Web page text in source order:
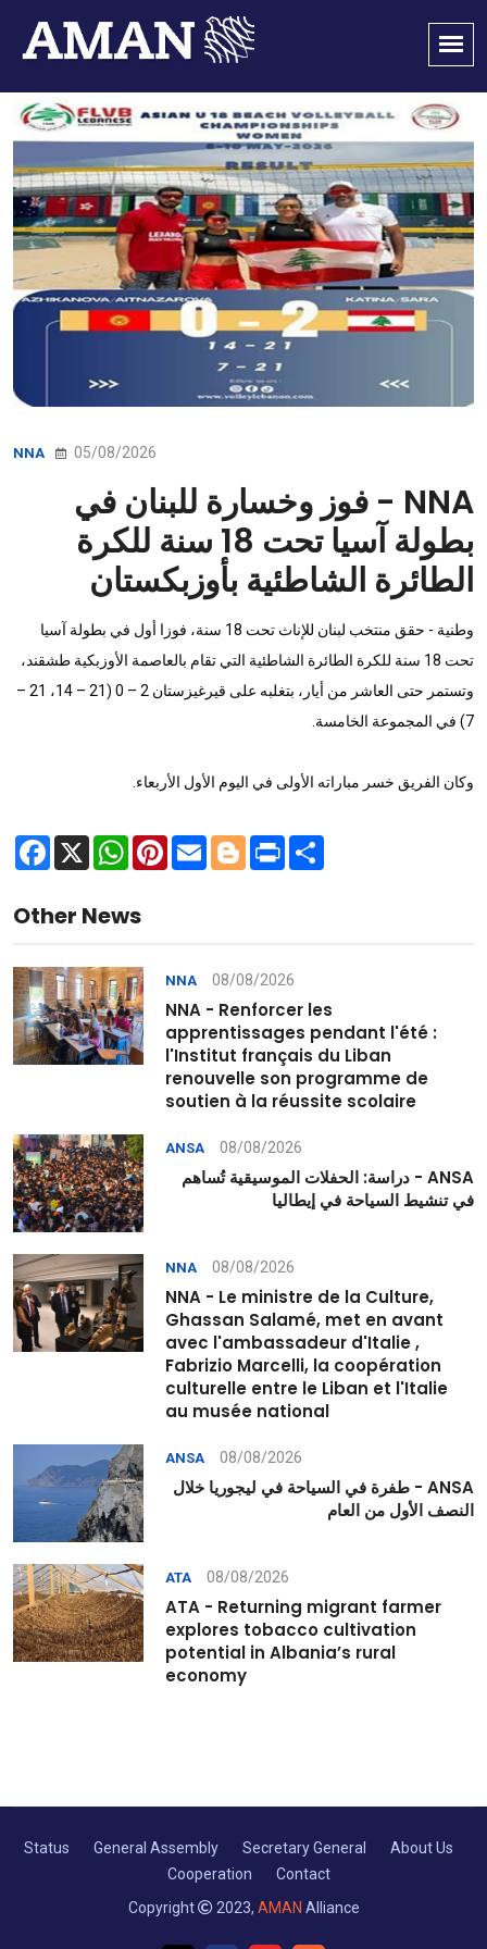
NNA 05/08/2026
NNA - فوز وخسارة للبنان في
بطولة آسيا تحت 18 سنة للكرة
الطائرة الشاطئية بأوزبكستان
وطنية - حقق منتخب لبنان للإناث تحت 18 سنة، فوزا أول في بطولة آسيا
تحت 18 سنة للكرة الطائرة الشاطئية التي تقام بالعاصمة الأوزبكية طشقند،
وتستمر حتى العاشر من أيار، بتغلبه على قيرغيزستان 2 – 0 (21 – 14، 21 –
7) في المجموعة الخامسة.
وكان الفريق خسر مباراته الأولى في اليوم الأول الأربعاء.
Facebook
X WhatsApp
Pinterest
Email Blogger
Print
Other News
NNA 08/08/2026
NNA - Renforcer les
apprentissages pendant l'été :
l'Institut français du Liban
renouvelle son programme de
soutien à la réussite scolaire
ANSA 08/08/2026
ANSA - دراسة: الحفلات الموسيقية تُساهم
في تنشيط السياحة في إيطاليا
NNA 08/08/2026
NNA - Le ministre de la Culture,
Ghassan Salamé, met en avant
avec l'ambassadeur d'Italie ,
Fabrizio Marcelli, la coopération
culturelle entre le Liban et l'Italie
au musée national
ANSA 08/08/2026
ANSA - طفرة في السياحة في ليجوريا خلال
النصف الأول من العام
ATA 08/08/2026
ATA - Returning migrant farmer
explores tobacco cultivation
potential in Albania’s rural
economy
Status General Assembly Secretary General
About Us
Cooperation
Contact
Copyright
2023, AMAN Alliance